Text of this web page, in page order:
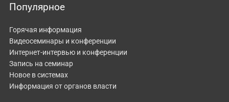
Популярное
Горячая информация
Видеосеминары и конференции
Интернет-интервью и конференции
Запись на семинар
Новое в системах
Информация от органов власти